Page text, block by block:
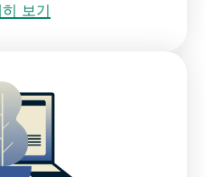
보기